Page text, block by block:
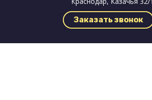
Заказать звонок